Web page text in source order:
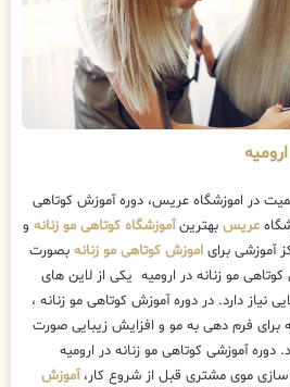
در اموزشگاه عریس، دوره آموزش کوتاهی
عریس بهترینآموزشگاه کوتاهی مو زنانه و
آموزشی برای اموزش کوتاهی مو زنانه بصورت
مو زنانه در ارومیه یکی از لاین های
دارد. در دوره آموزش کوتاهی مو زنانه ،
برای فرم دهی به مو و افزایش زیبایی صورت
آموزشی کوتاهی مو زنانه در ارومیه
سازی موی مشتری قبل از شروع کار،آموزش